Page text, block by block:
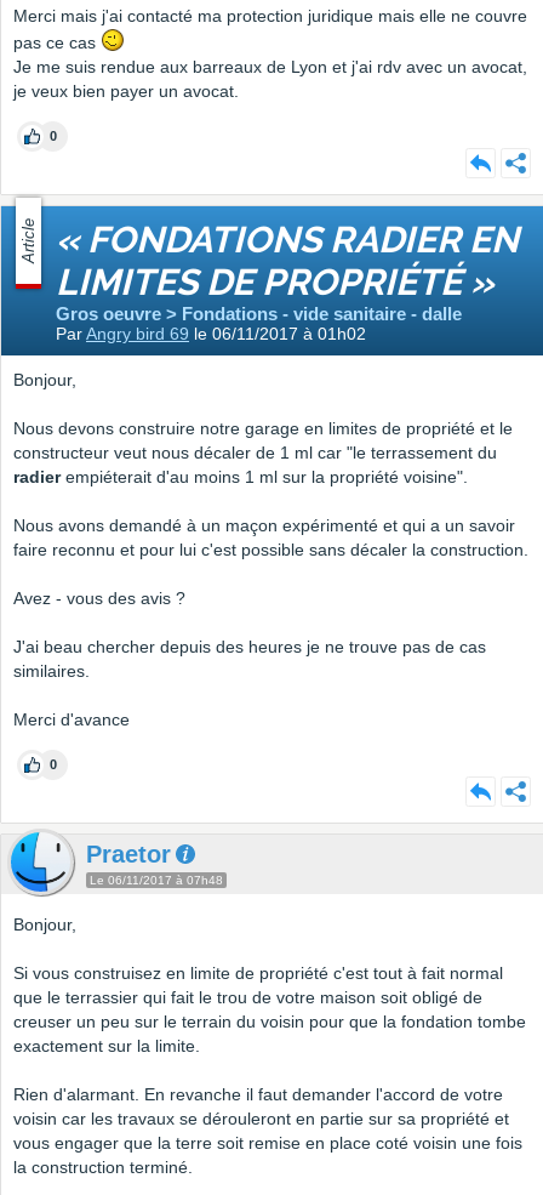
Merci mais j'ai contacté ma protection juridique mais elle ne couvre
pas ce cas
Je me suis rendue aux barreaux de Lyon et j'ai rdv avec un avocat,
je veux bien payer un avocat.
0
Article « FONDATIONS RADIER EN
LIMITES DE PROPRIÉTÉ »
Gros oeuvre > Fondations - vide sanitaire - dalle
ParAngry bird 69 le 06/11/2017 à 01h02
Bonjour,
Nous devons construire notre garage en limites de propriété et le
constructeur veut nous décaler de 1 ml car "le terrassement du
radierempiéterait d'au moins 1 ml sur la propriété voisine".
Nous avons demandé à un maçon expérimenté et qui a un savoir
faire reconnu et pour lui c'est possible sans décaler la construction.
Avez - vous des avis ?
J'ai beau chercher depuis des heures je ne trouve pas de cas
similaires.
Merci d'avance
0
Praetor
Le 06/11/2017 à 07h48
Bonjour,
Si vous construisez en limite de propriété c'est tout à fait normal
que le terrassier qui fait le trou de votre maison soit obligé de
creuser un peu sur le terrain du voisin pour que la fondation tombe
exactement sur la limite.
Rien d'alarmant. En revanche il faut demander l'accord de votre
voisin car les travaux se dérouleront en partie sur sa propriété et
vous engager que la terre soit remise en place coté voisin une fois
la construction terminé.